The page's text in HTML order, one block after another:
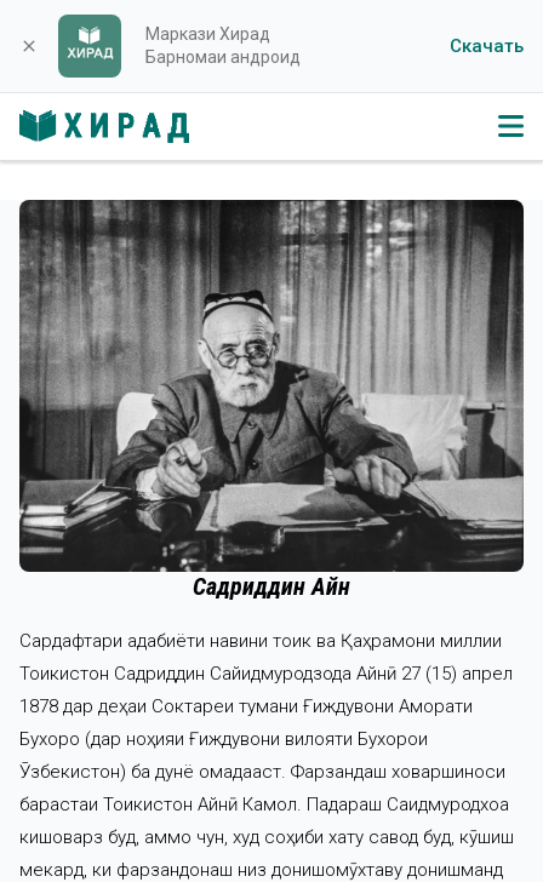
close
Маркази Хирад
Барномаи андроид
Скачать
Садриддин Айнӣ
Сардафтари адабиёти навини тоҷик ва Қаҳрамони миллии
Тоҷикистон Садриддин Сайидмуродзода Айнӣ 27 (15) апрел
1878 дар деҳаи Соктареи тумани Ғиждувони Аморати
Бухоро (дар ноҳияи Ғиждувони вилояти Бухорои
Ӯзбекистон) ба дунё омадааст. Фарзандаш ховаршиноси
барҷастаи Тоҷикистон Айнӣ Камол. Падараш Саидмуродхоҷа
кишоварз буд, аммо чун, худ соҳиби хату савод буд, кӯшиш
мекард, ки фарзандонаш низ донишомӯхтаву донишманд